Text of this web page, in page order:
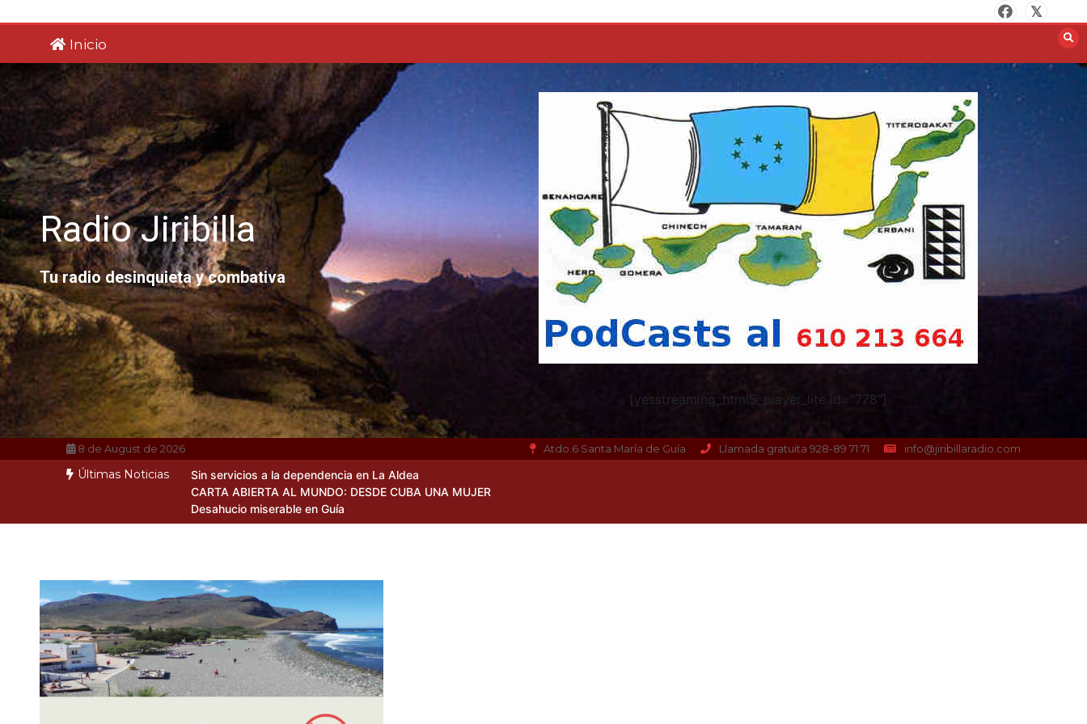
al
contenido Inicio
Radio Jiribilla
Tu radio desinquieta y combativa
[yesstreaming_html5_player_lite id="778"]
8 de August de 2026 Atdo.6 Santa María de Guía Llamada gratuita 928-89 71 71 info@jiribillaradio.com
Últimas Noticias
Sin servicios a la dependencia en La Aldea
CARTA ABIERTA AL MUNDO: DESDE CUBA UNA MUJER
Desahucio miserable en Guía